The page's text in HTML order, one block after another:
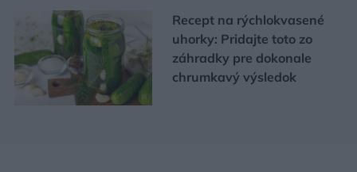
Recept na rýchlokvasené
uhorky: Pridajte toto zo
záhradky pre dokonale
chrumkavý výsledok